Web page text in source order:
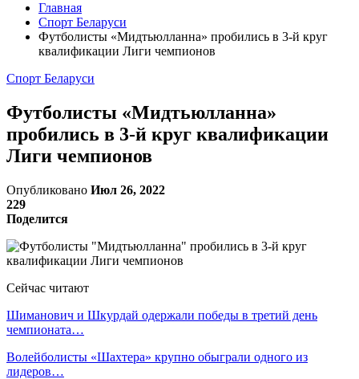
Главная
Спорт Беларуси
Футболисты «Мидтьюлланна» пробились в 3-й круг
квалификации Лиги чемпионов
Спорт Беларуси
Футболисты «Мидтьюлланна»
пробились в 3-й круг квалификации
Лиги чемпионов
Опубликовано Июл 26, 2022
229
Поделится
Сейчас читают
Шиманович и Шкурдай одержали победы в третий день
чемпионата…
Волейболисты «Шахтера» крупно обыграли одного из
лидеров…